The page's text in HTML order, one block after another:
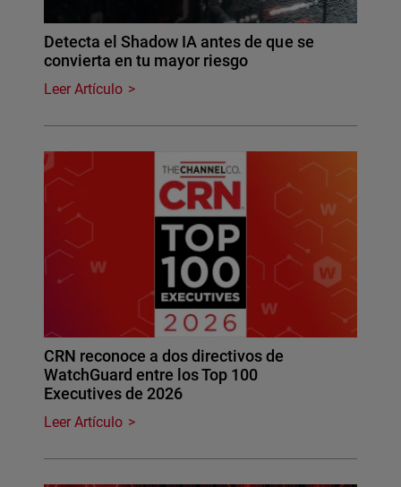
Detecta el Shadow IA antes de que se
convierta en tu mayor riesgo
Leer Artículo
CRN reconoce a dos directivos de
WatchGuard entre los Top 100
Executives de 2026
Leer Artículo